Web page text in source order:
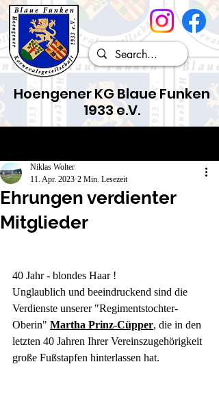
Hoengener KG Blaue Funken
1933 e.V.
Ehrungen verdienter
Mitglieder
Niklas Wolter
11. Apr. 2023 2 Min. Lesezeit
40 Jahr - blondes Haar !
Unglaublich und beeindruckend sind die
Verdienste unserer "Regimentstochter-
Oberin" Martha Prinz-Cüpper, die in den
letzten 40 Jahren Ihrer Vereinszugehörigkeit
große Fußstapfen hinterlassen hat.